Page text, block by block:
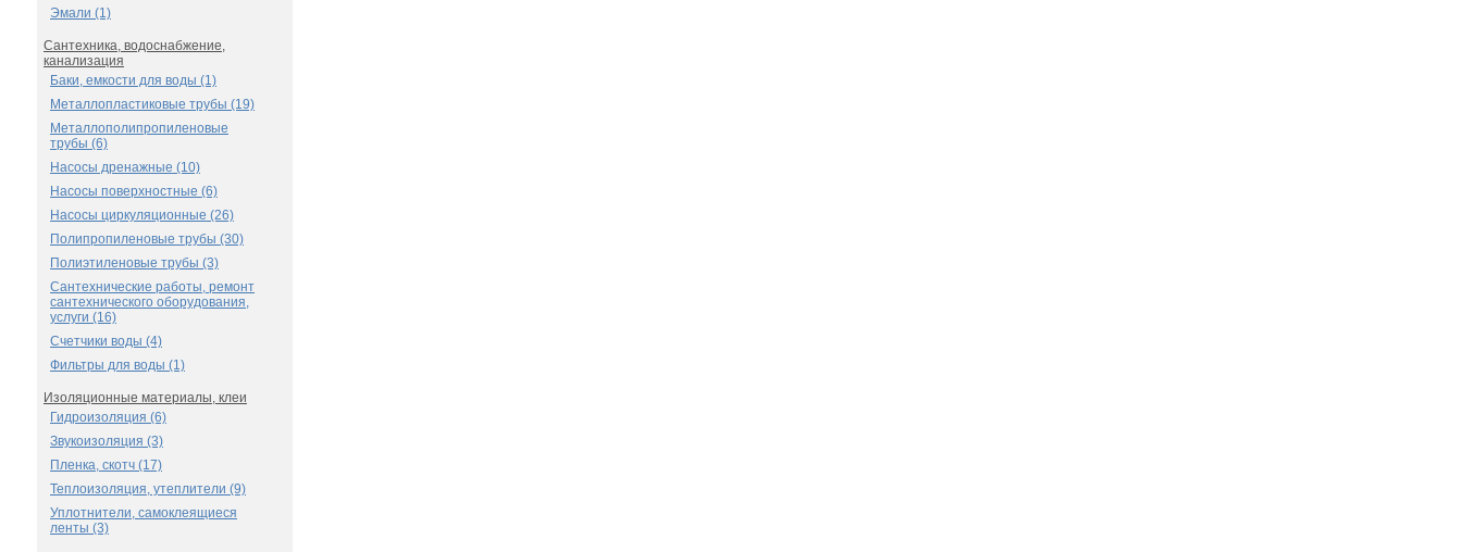
Эмали (1)
Сантехника, водоснабжение,
канализация
Баки, емкости для воды (1)
Металлопластиковые трубы (19)
Металлополипропиленовые
трубы (6)
Насосы дренажные (10)
Насосы поверхностные (6)
Насосы циркуляционные (26)
Полипропиленовые трубы (30)
Полиэтиленовые трубы (3)
Сантехнические работы, ремонт
сантехнического оборудования,
услуги (16)
Счетчики воды (4)
Фильтры для воды (1)
Изоляционные материалы, клеи
Гидроизоляция (6)
Звукоизоляция (3)
Пленка, скотч (17)
Теплоизоляция, утеплители (9)
Уплотнители, самоклеящиеся
ленты (3)